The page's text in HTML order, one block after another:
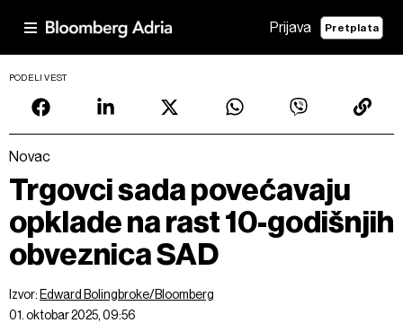
Prijava Pretplata
PODELI VEST
Novac
Trgovci sada povećavaju
opklade na rast 10-godišnjih
obveznica SAD
Izvor: Edward Bolingbroke/Bloomberg
01. oktobar 2025, 09:56